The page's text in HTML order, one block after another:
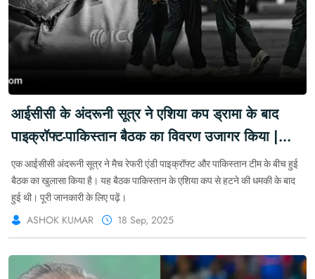
आईसीसी के अंदरूनी सूत्र ने एशिया कप ड्रामा के बाद
पाइक्रॉफ्ट-पाकिस्तान बैठक का विवरण उजागर किया |
Khabarforyou.com
एक आईसीसी अंदरूनी सूत्र ने मैच रेफरी एंडी पाइक्रॉफ्ट और पाकिस्तान टीम के बीच हुई
बैठक का खुलासा किया है। यह बैठक पाकिस्तान के एशिया कप से हटने की धमकी के बाद
हुई थी। पूरी जानकारी के लिए पढ़ें।
ASHOK KUMAR 18 Sep, 2025